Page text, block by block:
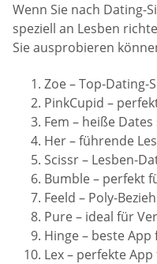
Wenn Sie nach Dating-
speziell an Lesben
Sie ausprobieren
Zoe – Top-Dating-
PinkCupid –
Fem – heiße
Her – führende
Scissr – Lesben-
Bumble – perfekt
Feeld – Poly-
Pure – ideal für
Hinge – beste
Lex – perfekte